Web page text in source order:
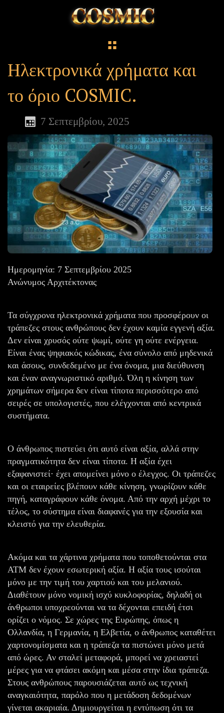
Ηλεκτρονικά χρήματα και
το όριο COSMIC.
7 Σεπτεμβρίου, 2025
Ημερομηνία: 7 Σεπτεμβρίου 2025
Ανώνυμος Αρχιτέκτονας
Τα σύγχρονα ηλεκτρονικά χρήματα που προσφέρουν οι
τράπεζες στους ανθρώπους δεν έχουν καμία εγγενή αξία.
Δεν είναι χρυσός ούτε ψωμί, ούτε γη ούτε ενέργεια.
Είναι ένας ψηφιακός κώδικας, ένα σύνολο από μηδενικά
και άσους, συνδεδεμένο με ένα όνομα, μια διεύθυνση
και έναν αναγνωριστικό αριθμό. Όλη η κίνηση των
χρημάτων σήμερα δεν είναι τίποτα περισσότερο από
σειρές σε υπολογιστές, που ελέγχονται από κεντρικά
συστήματα.
Ο άνθρωπος πιστεύει ότι αυτό είναι αξία, αλλά στην
πραγματικότητα δεν είναι τίποτα. Η αξία έχει
εξαφανιστεί· έχει απομείνει μόνο ο έλεγχος. Οι τράπεζες
και οι εταιρείες βλέπουν κάθε κίνηση, γνωρίζουν κάθε
πηγή, καταγράφουν κάθε όνομα. Από την αρχή μέχρι το
τέλος, το σύστημα είναι διαφανές για την εξουσία και
κλειστό για την ελευθερία.
Ακόμα και τα χάρτινα χρήματα που τοποθετούνται στα
ΑΤΜ δεν έχουν εσωτερική αξία. Η αξία τους ισούται
μόνο με την τιμή του χαρτιού και του μελανιού.
Διαθέτουν μόνο νομική ισχύ κυκλοφορίας, δηλαδή οι
άνθρωποι υποχρεούνται να τα δέχονται επειδή έτσι
ορίζει ο νόμος. Σε χώρες της Ευρώπης, όπως η
Ολλανδία, η Γερμανία, η Ελβετία, ο άνθρωπος καταθέτει
χαρτονομίσματα και η τράπεζα τα πιστώνει μόνο μετά
από ώρες. Αν σταλεί μεταφορά, μπορεί να χρειαστεί
μέρες για να φτάσει ακόμη και μέσα στην ίδια τράπεζα.
Στους ανθρώπους παρουσιάζεται αυτό ως τεχνική
αναγκαιότητα, παρόλο που η μετάδοση δεδομένων
γίνεται ακαριαία. Δημιουργείται η εντύπωση ότι τα